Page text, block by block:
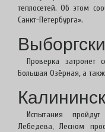
теплосетей. Об этом
Санкт-Петербурга».
Проверка
Большая Озёрная, а
Испытания
Лебедева, Лесном